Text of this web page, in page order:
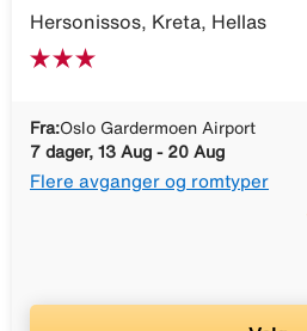
Hersonissos, Kreta, Hellas
Fra:Oslo Gardermoen Airport
7 dager, 13 Aug - 20 Aug
Flere avganger og romtyper